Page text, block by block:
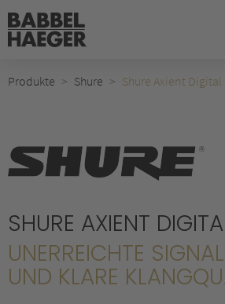
Produkte Shure Shure Axient Digital
SHURE AXIENT
UNERREICHTE
UND KLARE